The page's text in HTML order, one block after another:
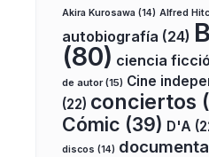
Akira Kurosawa (14) Alfred
autobiografía (24)
(80) ciencia
de autor(15) Cine
(22) conciertos
Cómic (39) D'A
discos (14)